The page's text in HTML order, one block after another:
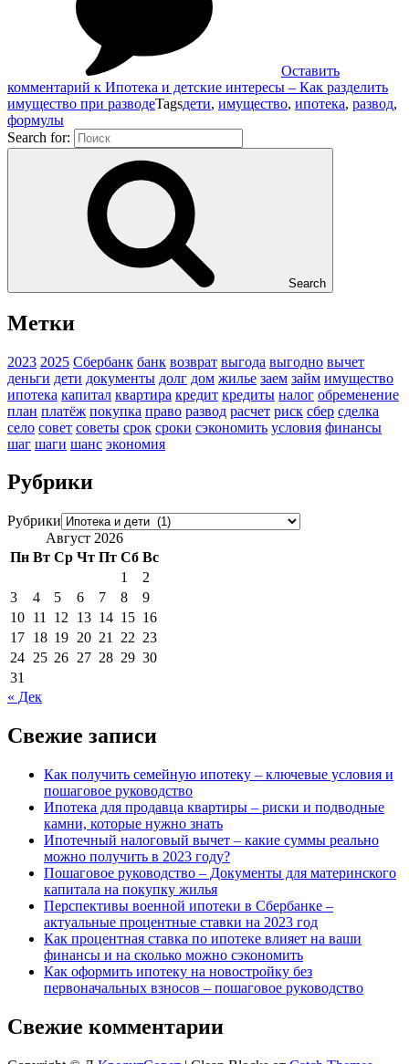
Оставить
комментарий к Ипотека и детские интересы – Как разделить
имущество при разводеTagsдети, имущество, ипотека, развод,
формулы
Search for:
Search
Метки
2023 2025 Сбербанк банк возврат выгода выгодно вычет
деньги дети документы долг дом жилье заем займ имущество
ипотека капитал квартира кредит кредиты налог обременение
план платёж покупка право развод расчет риск сбер сделка
село совет советы срок сроки сэкономить условия финансы
шаг шаги шанс экономия
Рубрики
Рубрики
Август 2026
Пн Вт Ср Чт Пт Сб Вс
1
2
3
4 5 6 7 8
9
10 11 12 13 14 15 16
17 18 19 20 21 22 23
24 25 26 27 28 29 30
31
« Дек
Свежие записи
Как получить семейную ипотеку – ключевые условия и
пошаговое руководство
Ипотека для продавца квартиры – риски и подводные
камни, которые нужно знать
Ипотечный налоговый вычет – какие суммы реально
можно получить в 2023 году?
Пошаговое руководство – Документы для материнского
капитала на покупку жилья
Перспективы военной ипотеки в Сбербанке –
актуальные процентные ставки на 2023 год
Как процентная ставка по ипотеке влияет на ваши
финансы и на сколько можно сэкономить
Как оформить ипотеку на новостройку без
первоначальных взносов – пошаговое руководство
Свежие комментарии